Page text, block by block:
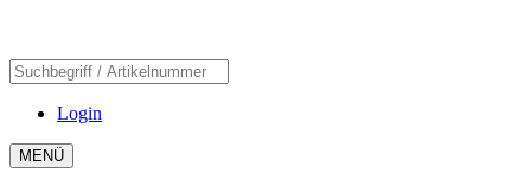
Login
MENÜ